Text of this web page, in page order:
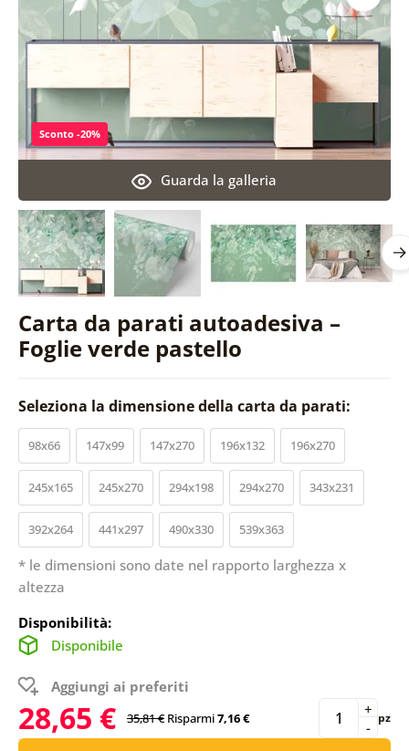
Carta da parati autoadesiva –
Foglie verde pastello
Guarda la galleria
Sconto -20%
Seleziona la dimensione della carta da parati:
98x66 147x99 147x270 196x132 196x270
245x165 245x270 294x198 294x270 343x231
392x264 441x297 490x330 539x363
* le dimensioni sono date nel rapporto larghezza x
altezza
Disponibilità:
Disponibile
Aggiungi ai preferiti
28,65 € 35,81 € Risparmi7,16 € -
+ pz